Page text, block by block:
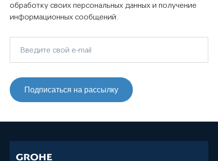
обработку своих персональных данных и получение
информационных сообщений.
Подписаться на рассылку